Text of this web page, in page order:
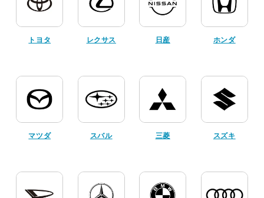
トヨタ レクサス 日産 ホンダ
マツダ スバル 三菱 スズキ